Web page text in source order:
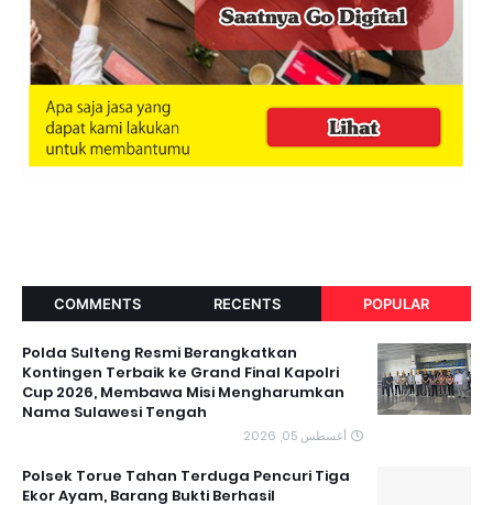
POPULAR
RECENTS
COMMENTS
Polda Sulteng Resmi Berangkatkan
Kontingen Terbaik ke Grand Final Kapolri
Cup 2026, Membawa Misi Mengharumkan
Nama Sulawesi Tengah
أغسطس 05, 2026
Polsek Torue Tahan Terduga Pencuri Tiga
Ekor Ayam, Barang Bukti Berhasil